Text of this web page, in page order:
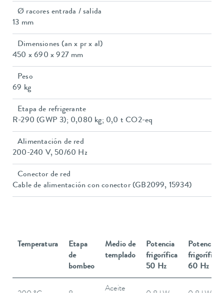
Ø racores entrada / salida
13 mm
Dimensiones (an x pr x al)
450 x 690 x 927 mm
Peso
69 kg
Etapa de refrigerante
R-290 (GWP 3); 0,080 kg; 0,0 t CO2-eq
Alimentación de red
200-240 V, 50/60 Hz
Conector de red
Cable de alimentación con conector (GB2099, 15934)
Temperatura
Etapa
de
bombeo
Medio de
templado
Potencia
frigorífica
50 Hz
Potencia
frigorífica
60 Hz
Aceite